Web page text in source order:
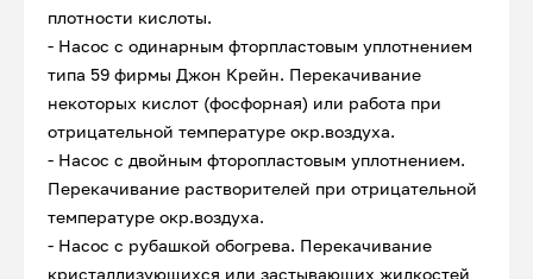
плотности кислоты.
- Насос с одинарным фторпластовым уплотнением
типа 59 фирмы Джон Крейн. Перекачивание
некоторых кислот (фосфорная) или работа при
отрицательной температуре окр.воздуха.
- Насос с двойным фторопластовым уплотнением.
Перекачивание растворителей при отрицательной
температуре окр.воздуха.
- Насос с рубашкой обогрева. Перекачивание
кристаллизующихся или застывающих жидкостей